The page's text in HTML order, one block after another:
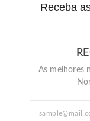
Receba
As melhores